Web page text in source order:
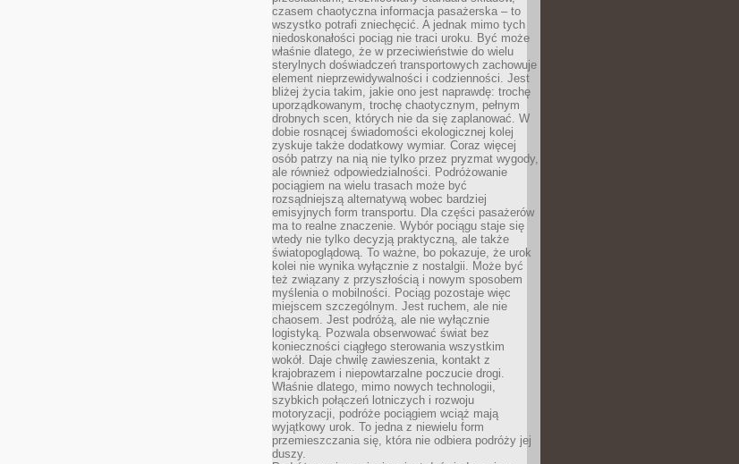
czasem chaotyczna informacja pasażerska – to
wszystko potrafi zniechęcić. A jednak mimo tych
niedoskonałości pociąg nie traci uroku. Być może
właśnie dlatego, że w przeciwieństwie do wielu
sterylnych doświadczeń transportowych zachowuje
element nieprzewidywalności i codzienności. Jest
bliżej życia takim, jakie ono jest naprawdę: trochę
uporządkowanym, trochę chaotycznym, pełnym
drobnych scen, których nie da się zaplanować. W
dobie rosnącej świadomości ekologicznej kolej
zyskuje także dodatkowy wymiar. Coraz więcej
osób patrzy na nią nie tylko przez pryzmat wygody,
ale również odpowiedzialności. Podróżowanie
pociągiem na wielu trasach może być
rozsądniejszą alternatywą wobec bardziej
emisyjnych form transportu. Dla części pasażerów
ma to realne znaczenie. Wybór pociągu staje się
wtedy nie tylko decyzją praktyczną, ale także
światopoglądową. To ważne, bo pokazuje, że urok
kolei nie wynika wyłącznie z nostalgii. Może być
też związany z przyszłością i nowym sposobem
myślenia o mobilności. Pociąg pozostaje więc
miejscem szczególnym. Jest ruchem, ale nie
chaosem. Jest podróżą, ale nie wyłącznie
logistyką. Pozwala obserwować świat bez
konieczności ciągłego sterowania wszystkim
wokół. Daje chwilę zawieszenia, kontakt z
krajobrazem i niepowtarzalne poczucie drogi.
Właśnie dlatego, mimo nowych technologii,
szybkich połączeń lotniczych i rozwoju
motoryzacji, podróże pociągiem wciąż mają
wyjątkowy urok. To jedna z niewielu form
przemieszczania się, która nie odbiera podróży jej
duszy.